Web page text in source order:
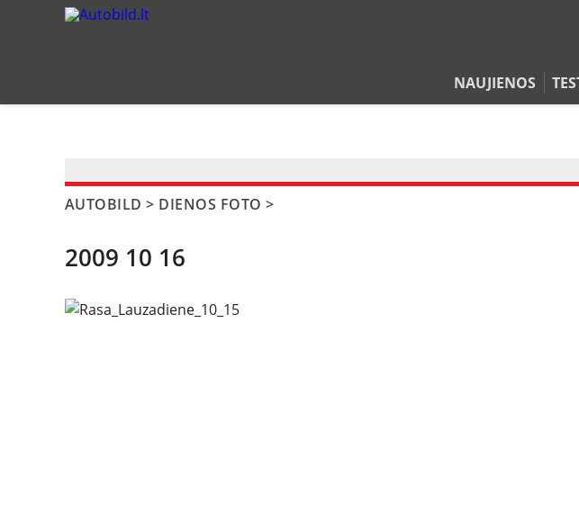
NAUJIENOS
AUTOBILD > DIENOS FOTO >
2009 10 16